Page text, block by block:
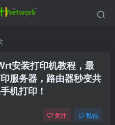
安装打印机教程，最
服务器，路由器秒变共
机打印！
关注 私信